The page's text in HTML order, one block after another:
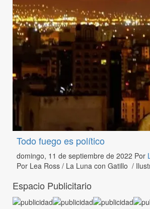
Todo fuego es político
domingo, 11 de septiembre de 2022 Por
Por Lea Ross / La Luna con Gatillo /
Espacio Publicitario